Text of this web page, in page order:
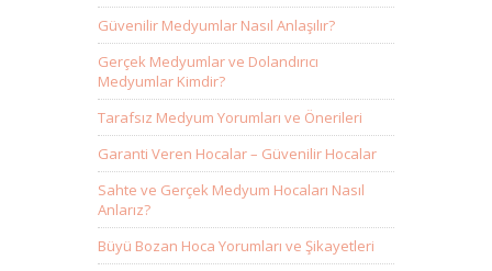
Güvenilir Medyumlar Nasıl Anlaşılır?
Gerçek Medyumlar ve Dolandırıcı
Medyumlar Kimdir?
Tarafsız Medyum Yorumları ve Önerileri
Garanti Veren Hocalar – Güvenilir Hocalar
Sahte ve Gerçek Medyum Hocaları Nasıl
Anlarız?
Büyü Bozan Hoca Yorumları ve Şikayetleri